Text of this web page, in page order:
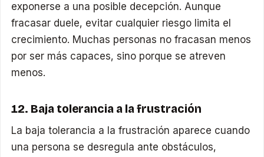
exponerse a una posible decepción. Aunque
fracasar duele, evitar cualquier riesgo limita el
crecimiento. Muchas personas no fracasan menos
por ser más capaces, sino porque se atreven
menos.
12. Baja tolerancia a la frustración
La baja tolerancia a la frustración aparece cuando
una persona se desregula ante obstáculos,